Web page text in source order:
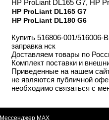
HP ProLiant DL165 G7, HP
HP ProLiant DL165 G7
HP ProLiant DL180 G6
Купить 516806-001/516006-
заправка нск
Доставляем товары по
Комплект поставки и
Приведенные на нашем
не являются публичной
необходимо связаться с
Мессенджер MAX